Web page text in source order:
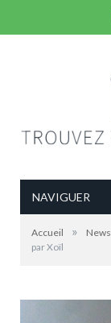
NAVIGUER
Accueil » News
par Xoïl